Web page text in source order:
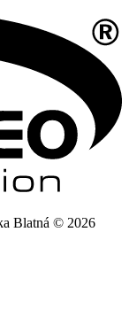
Blatná © 2026